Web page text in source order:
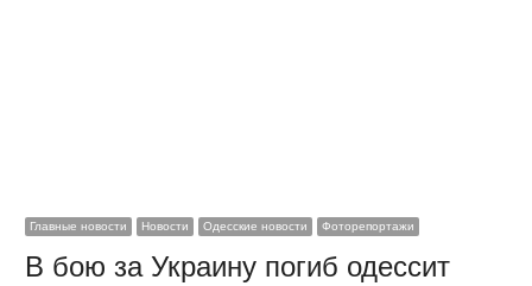
Главные новости Новости Одесские новости Фоторепортажи
В бою за Украину погиб одессит